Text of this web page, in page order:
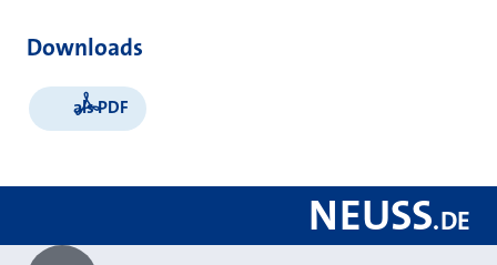
Downloads
als PDF
NEUSS.DE